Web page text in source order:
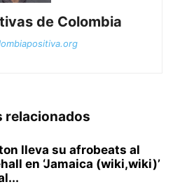
de Colombia
relacionados
lleva su afrobeats al
en ‘Jamaica (wiki,wiki)’